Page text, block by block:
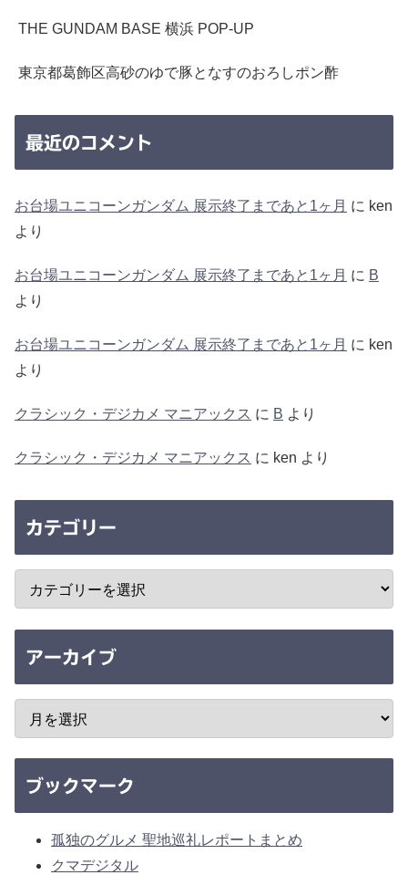
THE GUNDAM BASE 横浜 POP-UP
東京都葛飾区高砂のゆで豚となすのおろしポン酢
最近のコメント
お台場ユニコーンガンダム 展示終了まであと1ヶ月 に ken
より
お台場ユニコーンガンダム 展示終了まであと1ヶ月 に B
より
お台場ユニコーンガンダム 展示終了まであと1ヶ月 に ken
より
クラシック・デジカメ マニアックス に B より
クラシック・デジカメ マニアックス に ken より
カテゴリー
アーカイブ
ブックマーク
孤独のグルメ 聖地巡礼レポートまとめ
クマデジタル